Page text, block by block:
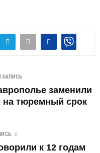
заменили
на тюремный срок
к 12 годам